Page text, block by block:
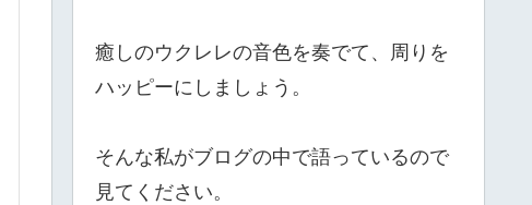
癒しのウクレレの音色を奏でて、周りを
ハッピーにしましょう。
そんな私がブログの中で語っているので
見てください。